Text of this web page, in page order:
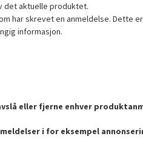
det aktuelle produktet.
har skrevet en anmeldelse. Dette
informasjon.
eller fjerne enhver
i for eksempel